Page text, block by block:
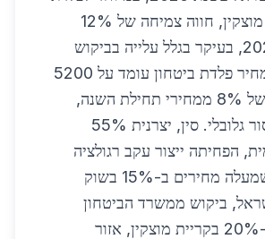
ביטחון בקריית מוצקין, חווה צמיחה של 12%
בהשוואה ל-2026, בעיקר בגלל עלייה בביקוש
למתקני הגנה. מחיר פלדת ביטחון עומד על 5200
₪ לטון, עלייה של 8% ממחירי תחילת השנה,
מושפעת ממחסור גלובלי. סין, יצרנית 55%
הפחיתה ייצור עקב רגולציה
סביבתית, מה שמעלה מחירים ב-15% בשוק
ביקוש ממשרד הביטחון
ומשטרה גדל ב-20% בקריית מוצקין, אזור